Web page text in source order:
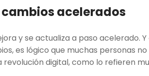
acelerados
y se actualiza a paso acelerado.
es lógico que muchas personas
revolución digital, como lo refieren